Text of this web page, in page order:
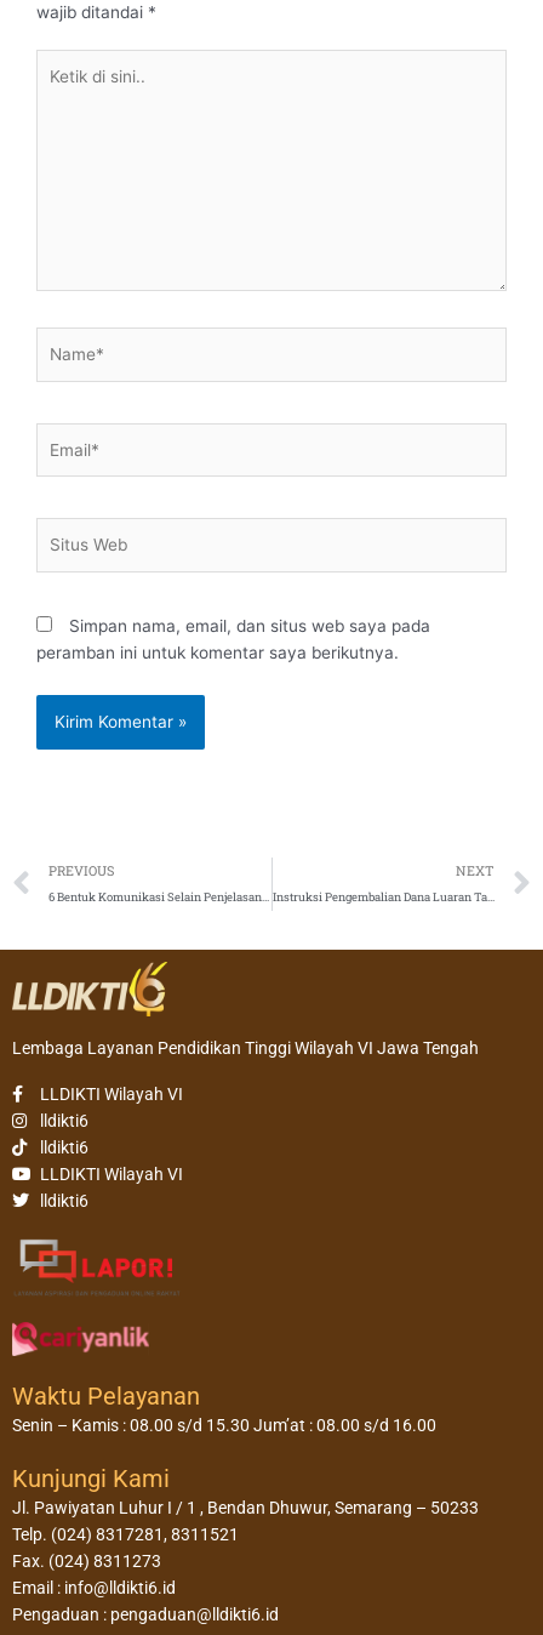
wajib ditandai *
Web
Simpan nama, email, dan situs web saya pada
peramban ini untuk komentar saya berikutnya.
Prev
PREVIOUS
6 Bentuk Komunikasi Selain Penjelasan Yang Dapat Membantu Peningkatan Pemahaman Pesan Presentasi Untuk Audiens Anda
NEXT
Instruksi Pengembalian Dana Luaran Tambahan dan Mengunggah SPTB
Lembaga Layanan Pendidikan Tinggi Wilayah VI Jawa Tengah
LLDIKTI Wilayah VI
lldikti6
lldikti6
LLDIKTI Wilayah VI
lldikti6
Waktu Pelayanan
Senin – Kamis : 08.00 s/d 15.30 Jum’at : 08.00 s/d 16.00
Kunjungi Kami
Jl. Pawiyatan Luhur I / 1 , Bendan Dhuwur, Semarang – 50233
Telp. (024) 8317281, 8311521
Fax. (024) 8311273
Email : info@lldikti6.id
Pengaduan : pengaduan@lldikti6.id